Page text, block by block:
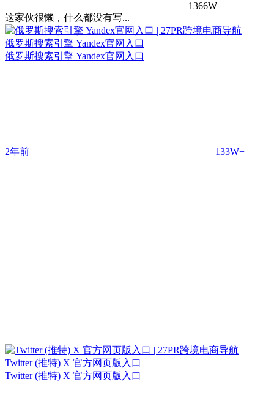
1366W+
这家伙很懒，什么都没有写...
俄罗斯搜索引擎 Yandex官网入口
俄罗斯搜索引擎 Yandex官网入口
2年前 133W+
Twitter (推特) X 官方网页版入口
Twitter (推特) X 官方网页版入口